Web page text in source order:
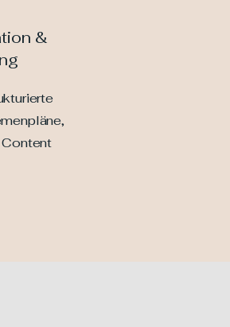
&
Content